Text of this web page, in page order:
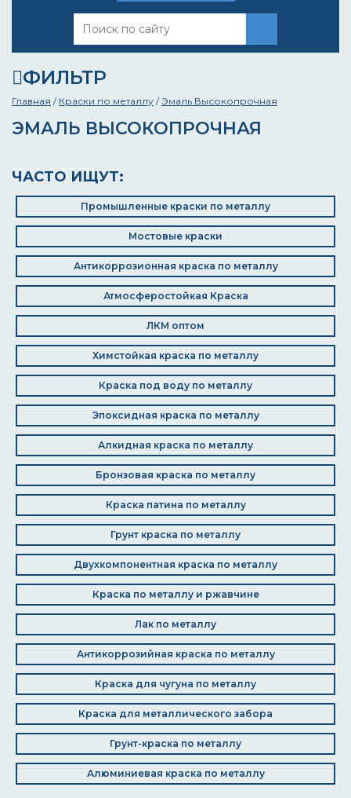
ФИЛЬТР
Главная / Краски по металлу /Эмаль Высокопрочная
ЭМАЛЬ ВЫСОКОПРОЧНАЯ
ЧАСТО ИЩУТ:
Промышленные краски по металлу
Мостовые краски
Антикоррозионная краска по металлу
Атмосферостойкая Краска
ЛКМ оптом
Химстойкая краска по металлу
Краска под воду по металлу
Эпоксидная краска по металлу
Алкидная краска по металлу
Бронзовая краска по металлу
Краска патина по металлу
Грунт краска по металлу
Двухкомпонентная краска по металлу
Краска по металлу и ржавчине
Лак по металлу
Антикоррозийная краска по металлу
Краска для чугуна по металлу
Краска для металлического забора
Грунт-краска по металлу
Алюминиевая краска по металлу